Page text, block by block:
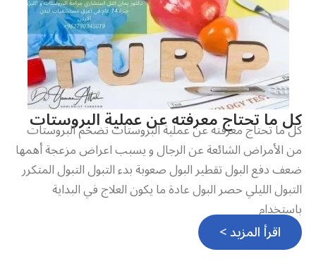
كل ما تحتاج معرفته عن عملية البروستات
كل ما تحتاج معرفته عن عملية البروستات تضخم البروستات
من الأمراض الشائعة عن الرجال و يسبب اعراض مزعجة أهمها
ضعف دفع البول تقطير البول صعوبة بدء التبول التبول المتكرر
التبول الليلي حصر البول عادة ما يكون العلاج في البداية
باستخدام
اقرأ المزيد >